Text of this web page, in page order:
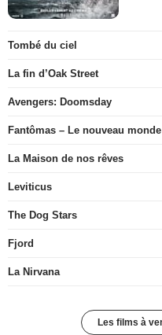
Tombé du ciel
La fin d’Oak Street
Avengers: Doomsday
Fantômas – Le nouveau monde
La Maison de nos rêves
Leviticus
The Dog Stars
Fjord
La Nirvana
Les films à